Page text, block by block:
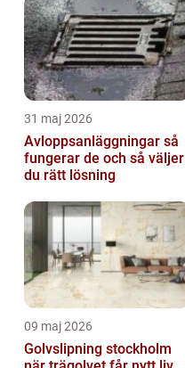
31 maj 2026
Avloppsanläggningar så
fungerar de och så väljer
du rätt lösning
09 maj 2026
Golvslipning stockholm